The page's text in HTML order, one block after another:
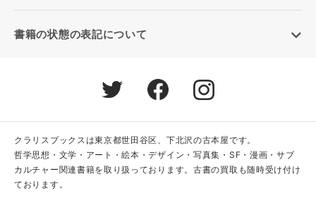
書籍の状態の表記について
クラリスブックスは東京都世田谷区、下北沢の古本屋です。
哲学思想・文学・アート・絵本・デザイン・写真集・SF・漫画・サブ
カルチャー関連書籍を取り扱っております。古書の買取も随時受け付け
ております。